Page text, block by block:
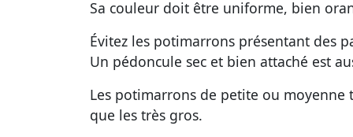
Sa couleur doit être uniforme, bien
Évitez les potimarrons présentant des
Un pédoncule sec et bien attaché est
Les potimarrons de petite ou
que les très gros.